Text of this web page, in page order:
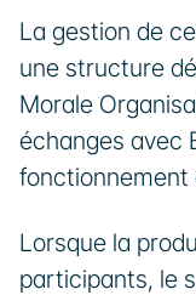
La gestion de
une structure
Morale
échanges avec
fonctionnement
Lorsque la
participants, le